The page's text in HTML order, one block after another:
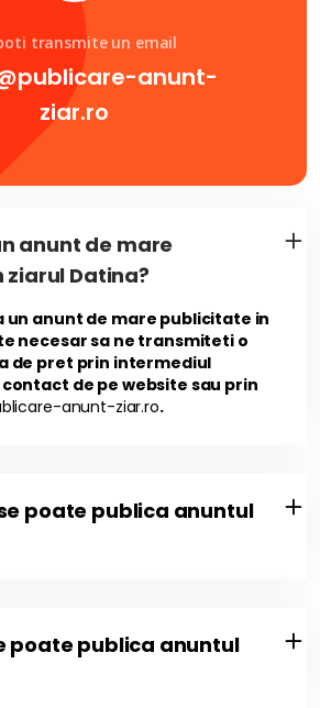
transmite un email
anunt-
ziar.ro
anunt de mare
Datina?
un anunt de mare publicitate in
necesar sa ne transmiteti o
de pret prin intermediul
de pe website sau prin
anunt-ziar.ro.
poate publica anuntul
poate publica anuntul